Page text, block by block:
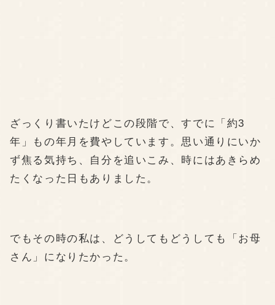
ざっくり書いたけどこの段階で、すでに「約3
年」もの年月を費やしています。思い通りにいか
ず焦る気持ち、自分を追いこみ、時にはあきらめ
たくなった日もありました。
でもその時の私は、どうしてもどうしても「お母
さん」になりたかった。